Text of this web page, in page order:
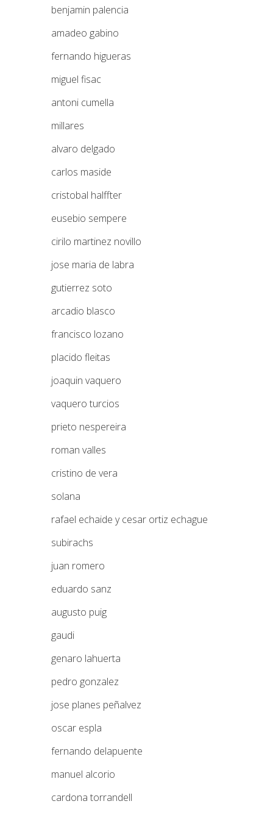
benjamin palencia
amadeo gabino
fernando higueras
miguel fisac
antoni cumella
millares
alvaro delgado
carlos maside
cristobal halffter
eusebio sempere
cirilo martinez novillo
jose maria de labra
gutierrez soto
arcadio blasco
francisco lozano
placido fleitas
joaquin vaquero
vaquero turcios
prieto nespereira
roman valles
cristino de vera
solana
rafael echaide y cesar ortiz echague
subirachs
juan romero
eduardo sanz
augusto puig
gaudi
genaro lahuerta
pedro gonzalez
jose planes peñalvez
oscar espla
fernando delapuente
manuel alcorio
cardona torrandell